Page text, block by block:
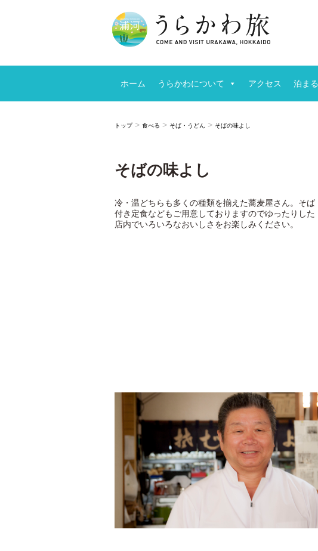
ホーム うらかわについて アクセス 泊まる
トップ> 食べる > そば・うどん > そばの味よし
そばの味よし
冷・温どちらも多くの種類を揃えた蕎麦屋さん。そば
付き定食などもご用意しておりますのでゆったりした
店内でいろいろなおいしさをお楽しみください。